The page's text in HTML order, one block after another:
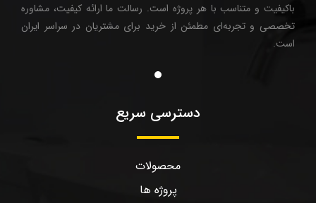
باکیفیت و متناسب با هر پروژه است. رسالت ما ارائه کیفیت، مشاوره
تخصصی و تجربه‌ای مطمئن از خرید برای مشتریان در سراسر ایران
است.
دسترسی سریع
محصولات
پروژه ها